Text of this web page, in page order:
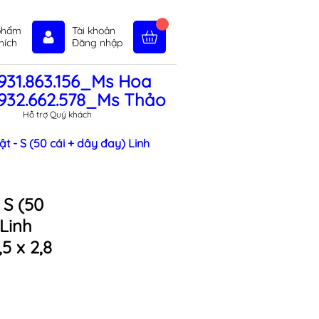
Tài khoản
Đăng nhập
tức Liên hệ Chính sách
Hoa
Thảo
Hỗ trợ Quý khách
- S (50 cái + dây đay) Linh
(50
x 2,8